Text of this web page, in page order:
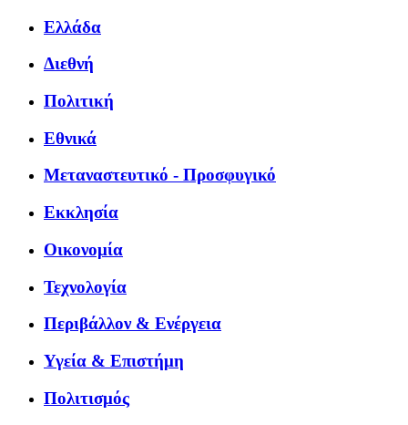
Ελλάδα
Διεθνή
Πολιτική
Εθνικά
Μεταναστευτικό - Προσφυγικό
Εκκλησία
Οικονομία
Τεχνολογία
Περιβάλλον & Ενέργεια
Υγεία & Επιστήμη
Πολιτισμός